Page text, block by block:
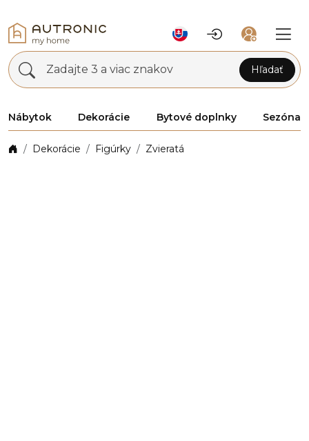
Zadajte 3 a viac znakov Hľadať
Nábytok Dekorácie Bytové doplnky Sezóna
Dekorácie Figúrky Zvieratá